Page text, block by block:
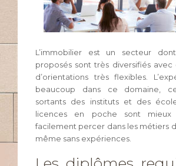
L’immobilier est un secteur
proposés sont très diversifiés avec
d’orientations très flexibles.
beaucoup dans ce domaine,
sortants des instituts et des
licences en poche sont mieux
facilement percer dans les métiers
même sans expériences.